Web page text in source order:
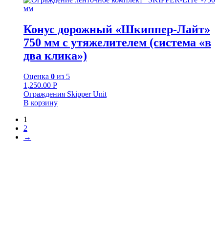
Конус дорожный «Шкиппер-Лайт»
750 мм с утяжелителем (система «в
два клика»)
Оценка 0 из 5
1,250.00 Р
Ограждения Skipper Unit
В корзину
1
2
→